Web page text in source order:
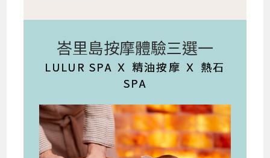
峇里島按摩體驗三選一
LULUR SPA Ｘ 精油按摩 Ｘ 熱石
SPA